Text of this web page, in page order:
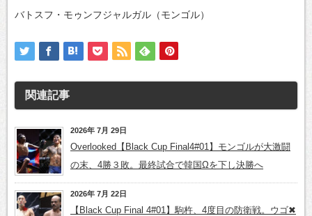
バトスフ・モゥンフジャルガル（モンゴル）
関連記事
2026年 7月 29日
Overlooked【Black Cup Final4#01】モンゴルが大激闘
の末、4勝３敗。最終試合で韓国Ωを下し決勝へ
2026年 7月 22日
【Black Cup Final 4#01】駒杵、4度目の防衛戦。ウゴ✖